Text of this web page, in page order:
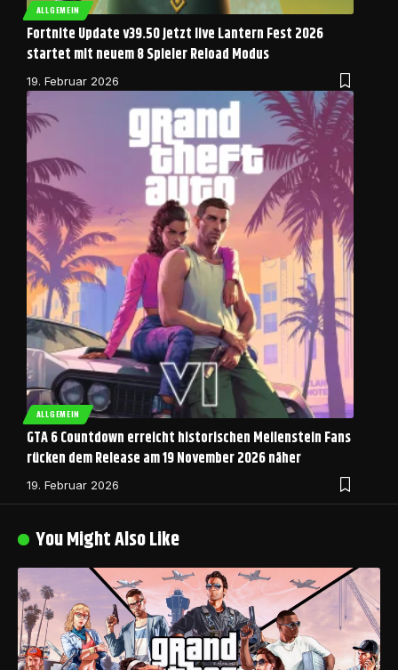
ALLGEMEIN
Fortnite Update v39.50 jetzt live Lantern Fest 2026
startet mit neuem 8 Spieler Reload Modus
19. Februar 2026
ALLGEMEIN
GTA 6 Countdown erreicht historischen Meilenstein Fans
rücken dem Release am 19 November 2026 näher
19. Februar 2026
You Might Also Like